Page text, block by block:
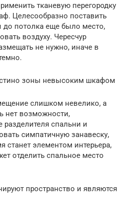
тканевую перегородку
Целесообразно поставить
потолка еще было место,
воздуху. Чересчур
не нужно, иначе в
зоны невысоким шкафом
слишком невелико, а
нет возможности,
разделителя спальни и
симпатичную занавеску,
станет элементом интерьера,
отделить спальное место
пространство и являются